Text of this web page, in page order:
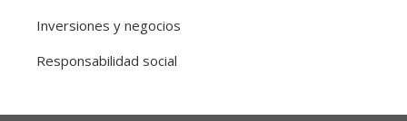
Inversiones y negocios
Responsabilidad social